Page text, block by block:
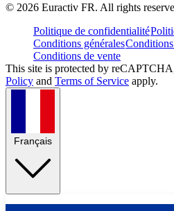
© 2026 Euractiv FR. All rights
Politique de confidentialité
Conditions générales
Conditions de vente
This site is protected by
Policy and Terms of Service apply.
Français